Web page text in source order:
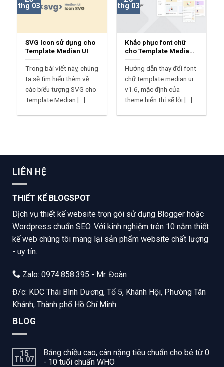
SVG Icon sử dụng cho
Template Median UI
Trong bài viết này, chúng
ta sẽ tìm hiểu thêm về
các biểu tượng SVG cho
Template Median [...]
thg 03
Khắc phục font chữ
cho Template Median
UI
Hướng dẫn thay đổi font
chữ template median ui
v1.6, mặc định của
theme hiển thị sẽ lỗi [...]
thg 03
LIÊN HỆ
THIẾT KẾ BLOGSPOT
Dịch vụ thiết kế website trọn gói sử dụng Blogger hoặc
Wordpress chuẩn SEO. Với kinh nghiệm trên 10 năm thiết
kế web chúng tôi mang lại sản phẩm website chất lượng
- uy tín.
Zalo: 0974.858.395 - Mr. Đoàn
Đ/c: KDC Thái Bình Dương, Tổ 5, Khánh Hội, Phường Tân
Khánh, Thành phố Hồ Chí Minh.
BLOG
15
Th 07
Bảng chiều cao, cân nặng tiêu chuẩn cho bé từ 0
- 10 tuổi chuẩn WHO